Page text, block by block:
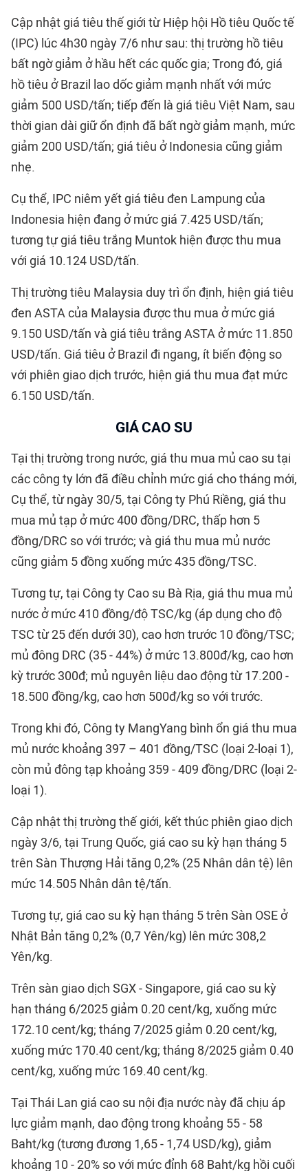
Cập nhật giá tiêu thế giới từ Hiệp hội Hồ tiêu Quốc tế
(IPC) lúc 4h30 ngày 7/6 như sau: thị trường hồ tiêu
bất ngờ giảm ở hầu hết các quốc gia; Trong đó, giá
hồ tiêu ở Brazil lao dốc giảm mạnh nhất với mức
giảm 500 USD/tấn; tiếp đến là giá tiêu Việt Nam, sau
thời gian dài giữ ổn định đã bất ngờ giảm mạnh, mức
giảm 200 USD/tấn; giá tiêu ở Indonesia cũng giảm
nhẹ.
Cụ thể, IPC niêm yết giá tiêu đen Lampung của
Indonesia hiện đang ở mức giá 7.425 USD/tấn;
tương tự giá tiêu trắng Muntok hiện được thu mua
với giá 10.124 USD/tấn.
Thị trường tiêu Malaysia duy trì ổn định, hiện giá tiêu
đen ASTA của Malaysia được thu mua ở mức giá
9.150 USD/tấn và giá tiêu trắng ASTA ở mức 11.850
USD/tấn. Giá tiêu ở Brazil đi ngang, ít biến động so
với phiên giao dịch trước, hiện giá thu mua đạt mức
6.150 USD/tấn.
GIÁ CAO SU
Tại thị trường trong nước, giá thu mua mủ cao su tại
các công ty lớn đã điều chỉnh mức giá cho tháng mới,
Cụ thể, từ ngày 30/5, tại Công ty Phú Riềng, giá thu
mua mủ tạp ở mức 400 đồng/DRC, thấp hơn 5
đồng/DRC so với trước; và giá thu mua mủ nước
cũng giảm 5 đồng xuống mức 435 đồng/TSC.
Tương tự, tại Công ty Cao su Bà Rịa, giá thu mua mủ
nước ở mức 410 đồng/độ TSC/kg (áp dụng cho độ
TSC từ 25 đến dưới 30), cao hơn trước 10 đồng/TSC;
mủ đông DRC (35 - 44%) ở mức 13.800đ/kg, cao hơn
kỳ trước 300đ; mủ nguyên liệu dao động từ 17.200 -
18.500 đồng/kg, cao hơn 500đ/kg so với trước.
Trong khi đó, Công ty MangYang bình ổn giá thu mua
mủ nước khoảng 397 – 401 đồng/TSC (loại 2-loại 1),
còn mủ đông tạp khoảng 359 - 409 đồng/DRC (loại 2-
loại 1).
Cập nhật thị trường thế giới, kết thúc phiên giao dịch
ngày 3/6, tại Trung Quốc, giá cao su kỳ hạn tháng 5
trên Sàn Thượng Hải tăng 0,2% (25 Nhân dân tệ) lên
mức 14.505 Nhân dân tệ/tấn.
Tương tự, giá cao su kỳ hạn tháng 5 trên Sàn OSE ở
Nhật Bản tăng 0,2% (0,7 Yên/kg) lên mức 308,2
Yên/kg.
Trên sàn giao dịch SGX - Singapore, giá cao su kỳ
hạn tháng 6/2025 giảm 0.20 cent/kg, xuống mức
172.10 cent/kg; tháng 7/2025 giảm 0.20 cent/kg,
xuống mức 170.40 cent/kg; tháng 8/2025 giảm 0.40
cent/kg, xuống mức 169.40 cent/kg.
Tại Thái Lan giá cao su nội địa nước này đã chịu áp
lực giảm mạnh, dao động trong khoảng 55 - 58
Baht/kg (tương đương 1,65 - 1,74 USD/kg), giảm
khoảng 10 - 20% so với mức đỉnh 68 Baht/kg hồi cuối